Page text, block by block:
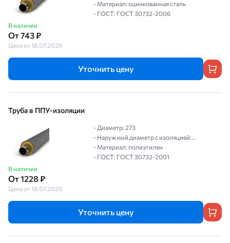
В наличии
От 743 ₽
Цена от 18.07.2026
- Материал: оцинкованная сталь
- ГОСТ: ГОСТ 30732-2006
Уточнить цену
Труба в ППУ-изоляции
В наличии
От 1228 ₽
Цена от 18.07.2026
- Диаметр: 273
- Наружный диаметр с изоляцией:...
- Материал: полиэтилен
- ГОСТ: ГОСТ 30732-2001
Уточнить цену